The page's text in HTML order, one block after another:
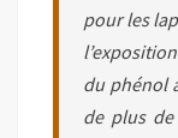
pour les
du phénol
de plus de